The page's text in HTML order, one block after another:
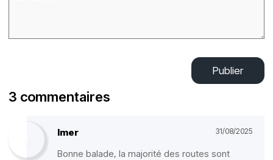
Publier
3 commentaires
Imer 31/08/2025
Bonne balade, la majorité des routes sont